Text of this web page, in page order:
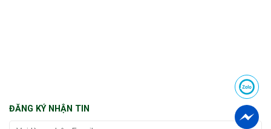
ĐĂNG KÝ NHẬN TIN